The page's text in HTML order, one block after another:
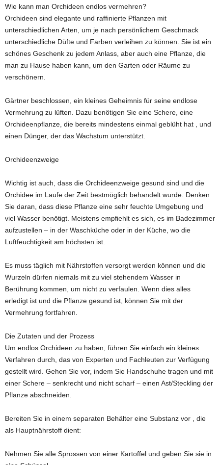
Wie kann man Orchideen endlos vermehren?
Orchideen sind elegante und raffinierte Pflanzen mit
unterschiedlichen Arten, um je nach persönlichem Geschmack
unterschiedliche Düfte und Farben verleihen zu können. Sie ist ein
schönes Geschenk zu jedem Anlass, aber auch eine Pflanze, die
man zu Hause haben kann, um den Garten oder Räume zu
verschönern.
Gärtner beschlossen, ein kleines Geheimnis für seine endlose
Vermehrung zu lüften. Dazu benötigen Sie eine Schere, eine
Orchideenpflanze, die bereits mindestens einmal geblüht hat , und
einen Dünger, der das Wachstum unterstützt.
Orchideenzweige
Wichtig ist auch, dass die Orchideenzweige gesund sind und die
Orchidee im Laufe der Zeit bestmöglich behandelt wurde. Denken
Sie daran, dass diese Pflanze eine sehr feuchte Umgebung und
viel Wasser benötigt. Meistens empfiehlt es sich, es im Badezimmer
aufzustellen – in der Waschküche oder in der Küche, wo die
Luftfeuchtigkeit am höchsten ist.
Es muss täglich mit Nährstoffen versorgt werden können und die
Wurzeln dürfen niemals mit zu viel stehendem Wasser in
Berührung kommen, um nicht zu verfaulen. Wenn dies alles
erledigt ist und die Pflanze gesund ist, können Sie mit der
Vermehrung fortfahren.
Die Zutaten und der Prozess
Um endlos Orchideen zu haben, führen Sie einfach ein kleines
Verfahren durch, das von Experten und Fachleuten zur Verfügung
gestellt wird. Gehen Sie vor, indem Sie Handschuhe tragen und mit
einer Schere – senkrecht und nicht scharf – einen Ast/Steckling der
Pflanze abschneiden.
Bereiten Sie in einem separaten Behälter eine Substanz vor , die
als Hauptnährstoff dient:
Nehmen Sie alle Sprossen von einer Kartoffel und geben Sie sie in